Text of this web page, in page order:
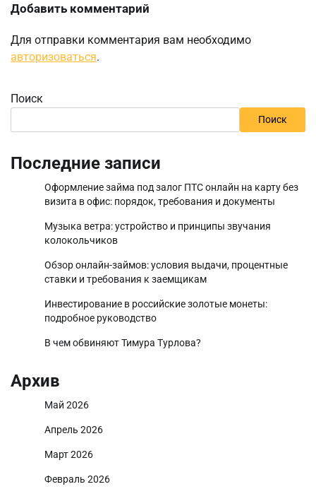
Добавить комментарий
Для отправки комментария вам необходимо
авторизоваться.
Поиск
Поиск
Последние записи
Оформление займа под залог ПТС онлайн на карту без
визита в офис: порядок, требования и документы
Музыка ветра: устройство и принципы звучания
колокольчиков
Обзор онлайн-займов: условия выдачи, процентные
ставки и требования к заемщикам
Инвестирование в российские золотые монеты:
подробное руководство
В чем обвиняют Тимура Турлова?
Архив
Май 2026
Апрель 2026
Март 2026
Февраль 2026